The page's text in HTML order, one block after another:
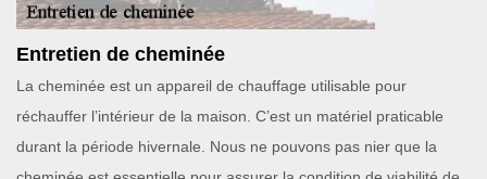
Entretien de cheminée
La cheminée est un appareil de chauffage utilisable pour
réchauffer l’intérieur de la maison. C’est un matériel praticable
durant la période hivernale. Nous ne pouvons pas nier que la